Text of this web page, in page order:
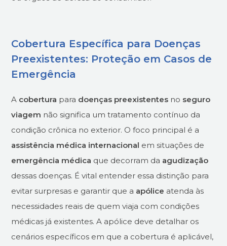
Cobertura Específica para Doenças
Preexistentes: Proteção em Casos de
Emergência
A cobertura para doenças preexistentes no seguro
viagem não significa um tratamento contínuo da
condição crônica no exterior. O foco principal é a
assistência médica internacional em situações de
emergência médica que decorram da agudização
dessas doenças. É vital entender essa distinção para
evitar surpresas e garantir que a apólice atenda às
necessidades reais de quem viaja com condições
médicas já existentes. A apólice deve detalhar os
cenários específicos em que a cobertura é aplicável,